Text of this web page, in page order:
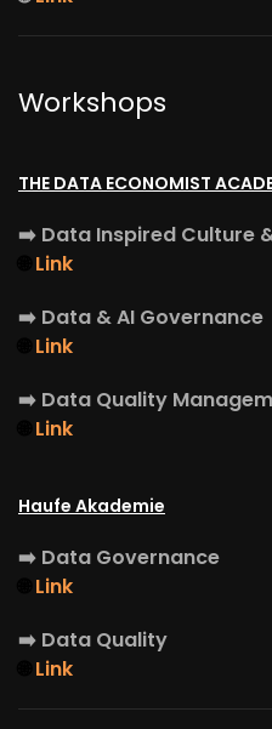
Workshops
THE DATA ECONOMIST
➡️ Data Inspired Culture
Link
➡️ Data & AI Governance
Link
➡️ Data Quality
Link
Haufe Akademie
➡️ Data Governance
Link
➡️ Data Quality
Link